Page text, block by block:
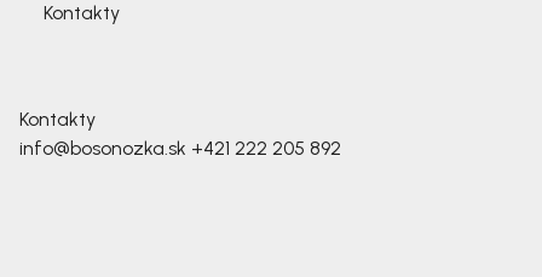
Kontakty
Kontakty
info@bosonozka.sk +421 222 205 892